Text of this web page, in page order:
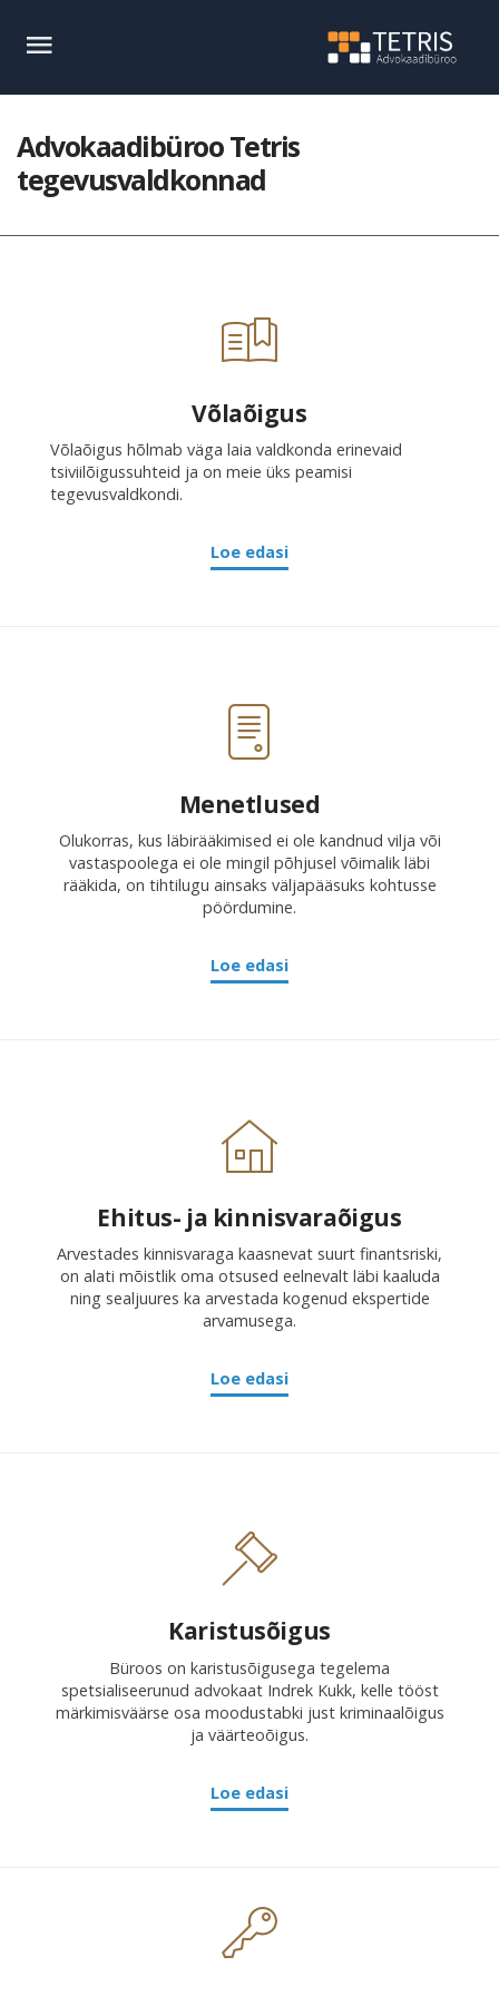
Advokaadibüroo Tetris
tegevusvaldkonnad
Võlaõigus
Võlaõigus hõlmab väga laia valdkonda erinevaid
tsiviilõigussuhteid ja on meie üks peamisi
tegevusvaldkondi.
Loe edasi
Menetlused
Olukorras, kus läbirääkimised ei ole kandnud vilja või
vastaspoolega ei ole mingil põhjusel võimalik läbi
rääkida, on tihtilugu ainsaks väljapääsuks kohtusse
pöördumine.
Loe edasi
Ehitus- ja kinnisvaraõigus
Arvestades kinnisvaraga kaasnevat suurt finantsriski,
on alati mõistlik oma otsused eelnevalt läbi kaaluda
ning sealjuures ka arvestada kogenud ekspertide
arvamusega.
Loe edasi
Karistusõigus
Büroos on karistusõigusega tegelema
spetsialiseerunud advokaat Indrek Kukk, kelle tööst
märkimisväärse osa moodustabki just kriminaalõigus
ja väärteoõigus.
Loe edasi